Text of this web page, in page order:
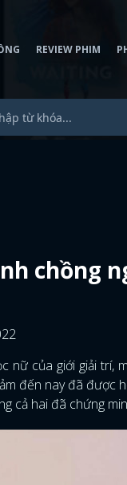
REVIEW PHIM
chồng
nữ của giới giải trí,
đến nay đã được
cả hai đã chứng